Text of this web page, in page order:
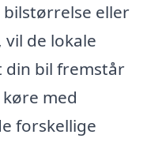
bilstørrelse eller
de lokale
din bil fremstår
med
forskellige